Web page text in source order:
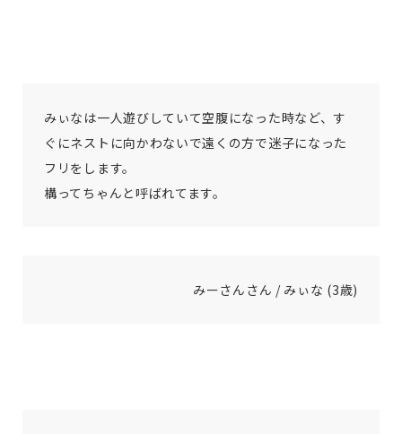
みぃなは一人遊びしていて空腹になった時など、す
ぐにネストに向かわないで遠くの方で迷子になった
フリをします。
構ってちゃんと呼ばれてます。
みーさんさん / みぃな (3歳)